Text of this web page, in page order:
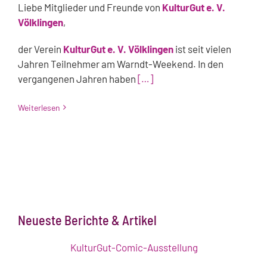
Liebe Mitglieder und Freunde von KulturGut e. V.
Völklingen,
der Verein KulturGut e. V. Völklingen ist seit vielen
Jahren Teilnehmer am Warndt-Weekend. In den
vergangenen Jahren haben […]
Weiterlesen
Neueste Berichte & Artikel
KulturGut-Comic-Ausstellung